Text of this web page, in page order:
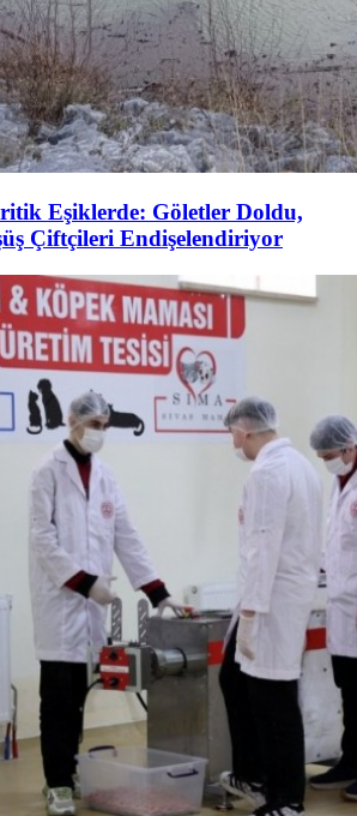
Eşiklerde: Göletler Doldu,
Çiftçileri Endişelendiriyor